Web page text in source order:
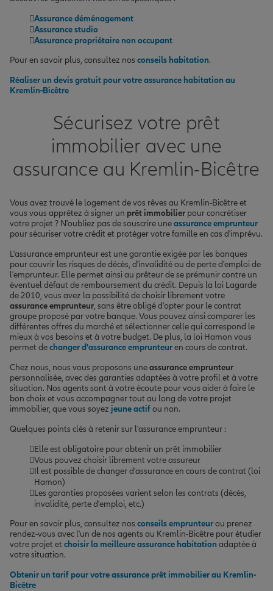
Assurance déménagement
Assurance studio
Assurance propriétaire non occupant
Pour en savoir plus, consultez nos conseils habitation.
Réaliser un devis gratuit pour votre assurance habitation au
Kremlin-Bicêtre
Sécurisez votre prêt
immobilier avec une
assurance au Kremlin-Bicêtre
Vous avez trouvé le logement de vos rêves au Kremlin-Bicêtre et
vous vous apprêtez à signer un prêt immobilier pour concrétiser
votre projet ? N'oubliez pas de souscrire uneassurance emprunteur
pour sécuriser votre crédit et protéger votre famille en cas d'imprévu.
L'assurance emprunteur est une garantie exigée par les banques
pour couvrir les risques de décès, d'invalidité ou de perte d'emploi de
l'emprunteur. Elle permet ainsi au prêteur de se prémunir contre un
éventuel défaut de remboursement du crédit. Depuis la loi Lagarde
de 2010, vous avez la possibilité de choisir librement votre
assurance emprunteur, sans être obligé d'opter pour le contrat
groupe proposé par votre banque. Vous pouvez ainsi comparer les
différentes offres du marché et sélectionner celle qui correspond le
mieux à vos besoins et à votre budget. De plus, la loi Hamon vous
permet dechanger d'assurance emprunteuren cours de contrat.
Chez nous, nous vous proposons uneassurance emprunteur
personnalisée, avec des garanties adaptées à votre profil et à votre
situation. Nos agents sont à votre écoute pour vous aider à faire le
bon choix et vous accompagner tout au long de votre projet
immobilier, que vous soyez jeune actifou non.
Quelques points clés à retenir sur l'assurance emprunteur :
Elle est obligatoire pour obtenir un prêt immobilier
Vous pouvez choisir librement votre assureur
Il est possible de changer d'assurance en cours de contrat (loi
Hamon)
Les garanties proposées varient selon les contrats (décès,
invalidité, perte d'emploi, etc.)
Pour en savoir plus, consultez nos conseils emprunteurou prenez
rendez-vous avec l'un de nos agents au Kremlin-Bicêtre pour étudier
votre projet et choisir la meilleure assurance habitation adaptée à
votre situation.
Obtenir un tarif pour votre assurance prêt immobilier au Kremlin-
Bicêtre